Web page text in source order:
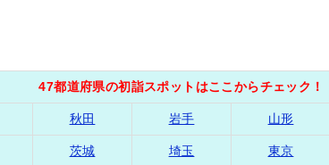
47都道府県の初詣スポットはここからチェック！
秋田 岩手 山形
茨城 埼玉 東京